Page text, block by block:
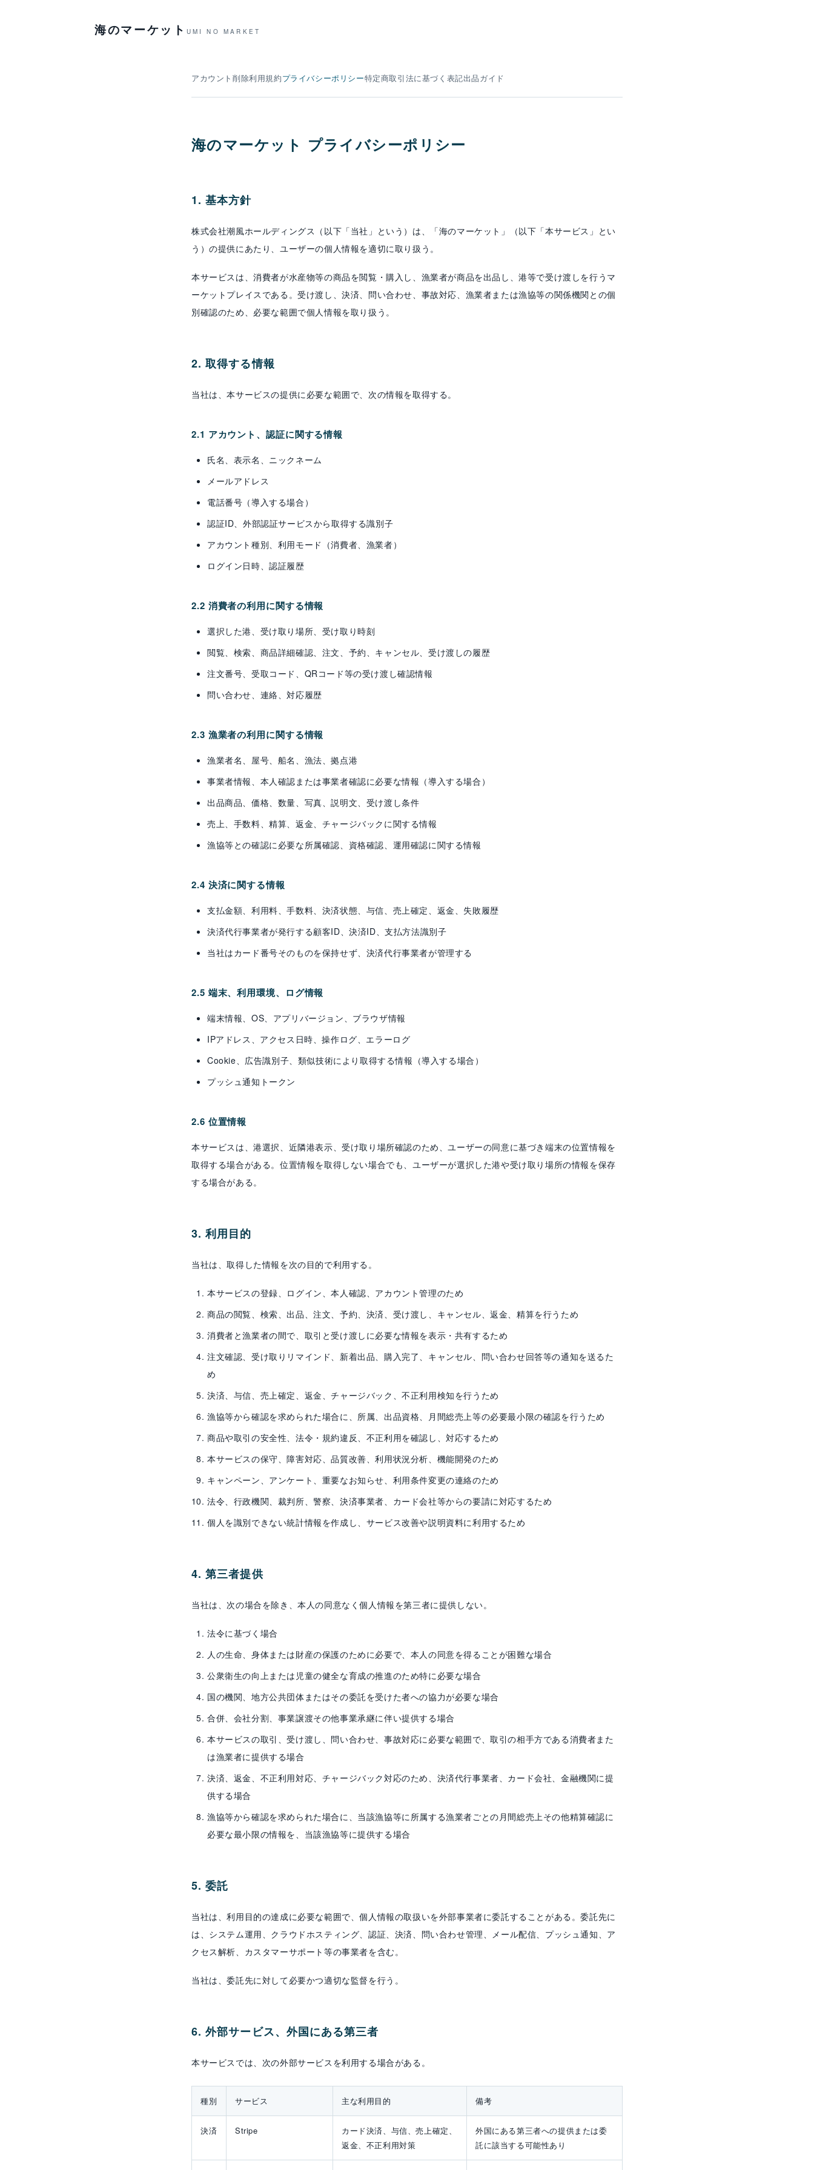
海のマーケット UMI NO MARKET
アカウント削除利用規約プライバシーポリシー特定商取引法に基づく表記出品ガイド
海のマーケット プライバシーポリシー
1. 基本方針
株式会社潮風ホールディングス（以下「当社」という）は、「海のマーケット」（以下「本サービス」とい
う）の提供にあたり、ユーザーの個人情報を適切に取り扱う。
本サービスは、消費者が水産物等の商品を閲覧・購入し、漁業者が商品を出品し、港等で受け渡しを行うマ
ーケットプレイスである。受け渡し、決済、問い合わせ、事故対応、漁業者または漁協等の関係機関との個
別確認のため、必要な範囲で個人情報を取り扱う。
2. 取得する情報
当社は、本サービスの提供に必要な範囲で、次の情報を取得する。
2.1 アカウント、認証に関する情報
氏名、表示名、ニックネーム
メールアドレス
電話番号（導入する場合）
認証ID、外部認証サービスから取得する識別子
アカウント種別、利用モード（消費者、漁業者）
ログイン日時、認証履歴
2.2 消費者の利用に関する情報
選択した港、受け取り場所、受け取り時刻
閲覧、検索、商品詳細確認、注文、予約、キャンセル、受け渡しの履歴
注文番号、受取コード、QRコード等の受け渡し確認情報
問い合わせ、連絡、対応履歴
2.3 漁業者の利用に関する情報
漁業者名、屋号、船名、漁法、拠点港
事業者情報、本人確認または事業者確認に必要な情報（導入する場合）
出品商品、価格、数量、写真、説明文、受け渡し条件
売上、手数料、精算、返金、チャージバックに関する情報
漁協等との確認に必要な所属確認、資格確認、運用確認に関する情報
2.4 決済に関する情報
支払金額、利用料、手数料、決済状態、与信、売上確定、返金、失敗履歴
決済代行事業者が発行する顧客ID、決済ID、支払方法識別子
当社はカード番号そのものを保持せず、決済代行事業者が管理する
2.5 端末、利用環境、ログ情報
端末情報、OS、アプリバージョン、ブラウザ情報
IPアドレス、アクセス日時、操作ログ、エラーログ
Cookie、広告識別子、類似技術により取得する情報（導入する場合）
プッシュ通知トークン
2.6 位置情報
本サービスは、港選択、近隣港表示、受け取り場所確認のため、ユーザーの同意に基づき端末の位置情報を
取得する場合がある。位置情報を取得しない場合でも、ユーザーが選択した港や受け取り場所の情報を保存
する場合がある。
3. 利用目的
当社は、取得した情報を次の目的で利用する。
本サービスの登録、ログイン、本人確認、アカウント管理のため
商品の閲覧、検索、出品、注文、予約、決済、受け渡し、キャンセル、返金、精算を行うため
消費者と漁業者の間で、取引と受け渡しに必要な情報を表示・共有するため
注文確認、受け取りリマインド、新着出品、購入完了、キャンセル、問い合わせ回答等の通知を送るた
め
決済、与信、売上確定、返金、チャージバック、不正利用検知を行うため
漁協等から確認を求められた場合に、所属、出品資格、月間総売上等の必要最小限の確認を行うため
商品や取引の安全性、法令・規約違反、不正利用を確認し、対応するため
本サービスの保守、障害対応、品質改善、利用状況分析、機能開発のため
キャンペーン、アンケート、重要なお知らせ、利用条件変更の連絡のため
法令、行政機関、裁判所、警察、決済事業者、カード会社等からの要請に対応するため
個人を識別できない統計情報を作成し、サービス改善や説明資料に利用するため
4. 第三者提供
当社は、次の場合を除き、本人の同意なく個人情報を第三者に提供しない。
法令に基づく場合
人の生命、身体または財産の保護のために必要で、本人の同意を得ることが困難な場合
公衆衛生の向上または児童の健全な育成の推進のため特に必要な場合
国の機関、地方公共団体またはその委託を受けた者への協力が必要な場合
合併、会社分割、事業譲渡その他事業承継に伴い提供する場合
本サービスの取引、受け渡し、問い合わせ、事故対応に必要な範囲で、取引の相手方である消費者また
は漁業者に提供する場合
決済、返金、不正利用対応、チャージバック対応のため、決済代行事業者、カード会社、金融機関に提
供する場合
漁協等から確認を求められた場合に、当該漁協等に所属する漁業者ごとの月間総売上その他精算確認に
必要な最小限の情報を、当該漁協等に提供する場合
5. 委託
当社は、利用目的の達成に必要な範囲で、個人情報の取扱いを外部事業者に委託することがある。委託先に
は、システム運用、クラウドホスティング、認証、決済、問い合わせ管理、メール配信、プッシュ通知、ア
クセス解析、カスタマーサポート等の事業者を含む。
当社は、委託先に対して必要かつ適切な監督を行う。
6. 外部サービス、外国にある第三者
本サービスでは、次の外部サービスを利用する場合がある。
種別 サービス 主な利用目的 備考
決済 Stripe
カード決済、与信、売上確定、
返金、不正利用対策
外国にある第三者への提供または委
託に該当する可能性あり